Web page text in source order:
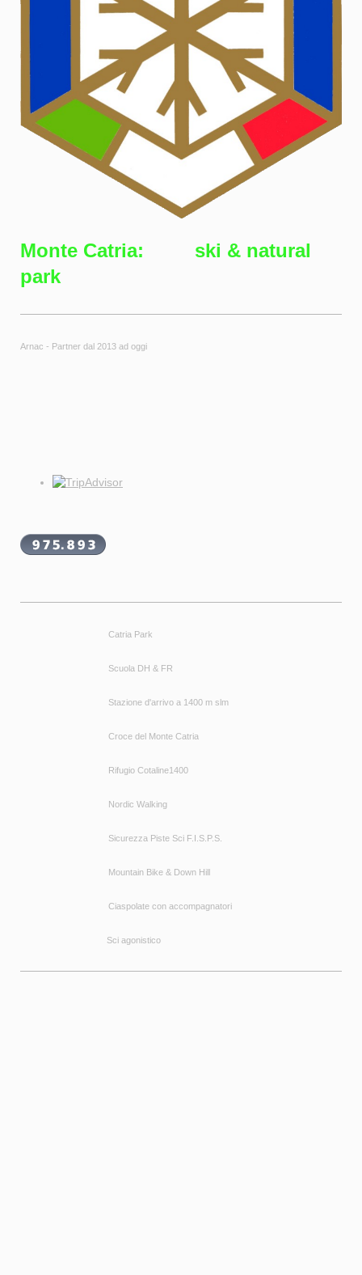
Monte Catria: ski & natural
park
Arnac - Partner dal 2013 ad oggi
Catria Park
Scuola DH & FR
Stazione d'arrivo a 1400 m slm
Croce del Monte Catria
Rifugio Cotaline1400
Nordic Walking
Sicurezza Piste Sci F.I.S.P.S.
Mountain Bike & Down Hill
Ciaspolate con accompagnatori
Sci agonistico